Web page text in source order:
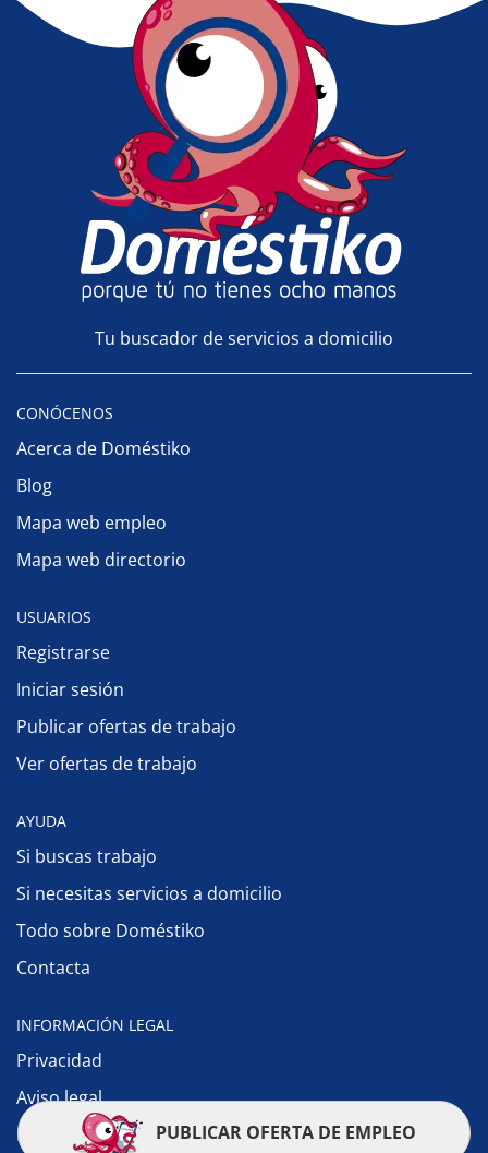
Tu buscador de servicios a domicilio
CONÓCENOS
Acerca de Doméstiko
Blog
Mapa web empleo
Mapa web directorio
USUARIOS
Registrarse
Iniciar sesión
Publicar ofertas de trabajo
Ver ofertas de trabajo
AYUDA
Si buscas trabajo
Si necesitas servicios a domicilio
Todo sobre Doméstiko
Contacta
INFORMACIÓN LEGAL
Privacidad
Aviso legal
Política de cookiesPUBLICAR OFERTA DE EMPLEO